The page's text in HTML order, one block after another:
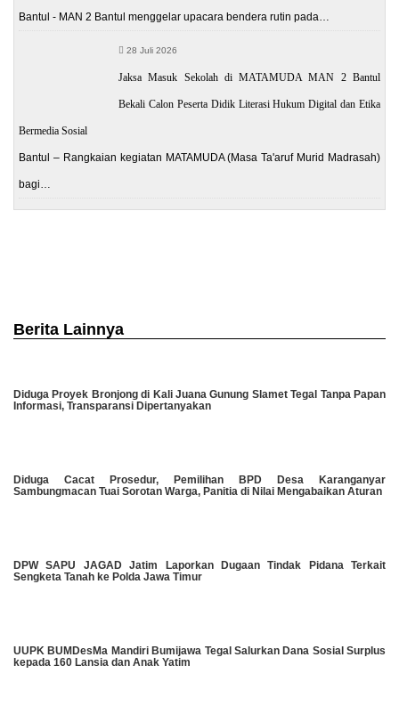
Bantul - MAN 2 Bantul menggelar upacara bendera rutin pada…
28 Juli 2026
Jaksa Masuk Sekolah di MATAMUDA MAN 2 Bantul
Bekali Calon Peserta Didik Literasi Hukum Digital dan Etika
Bermedia Sosial
Bantul – Rangkaian kegiatan MATAMUDA (Masa Ta'aruf Murid Madrasah)
bagi…
Berita Lainnya
Diduga Proyek Bronjong di Kali Juana Gunung Slamet Tegal Tanpa Papan
Informasi, Transparansi Dipertanyakan
Diduga Cacat Prosedur, Pemilihan BPD Desa Karanganyar
Sambungmacan Tuai Sorotan Warga, Panitia di Nilai Mengabaikan Aturan
DPW SAPU JAGAD Jatim Laporkan Dugaan Tindak Pidana Terkait
Sengketa Tanah ke Polda Jawa Timur
UUPK BUMDesMa Mandiri Bumijawa Tegal Salurkan Dana Sosial Surplus
kepada 160 Lansia dan Anak Yatim